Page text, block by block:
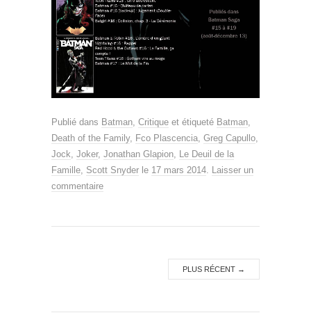
Publié dans Batman, Critique et étiqueté Batman,
Death of the Family, Fco Plascencia, Greg Capullo,
Jock, Joker, Jonathan Glapion, Le Deuil de la
Famille, Scott Snyder le 17 mars 2014. Laisser un
commentaire
PLUS RÉCENT →